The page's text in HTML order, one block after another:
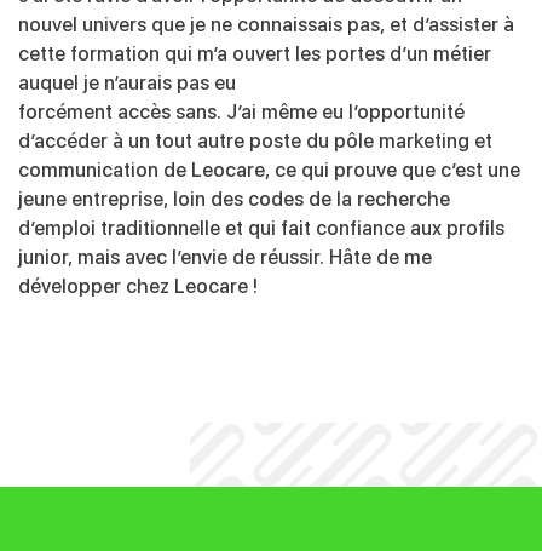
nouvel univers que je ne connaissais pas, et d’assister à
cette formation qui m’a ouvert les portes d’un métier
auquel je n’aurais pas eu
forcément accès sans. J’ai même eu l’opportunité
d’accéder à un tout autre poste du pôle marketing et
communication de Leocare, ce qui prouve que c’est une
jeune entreprise, loin des codes de la recherche
d’emploi traditionnelle et qui fait confiance aux profils
junior, mais avec l’envie de réussir. Hâte de me
développer chez Leocare !